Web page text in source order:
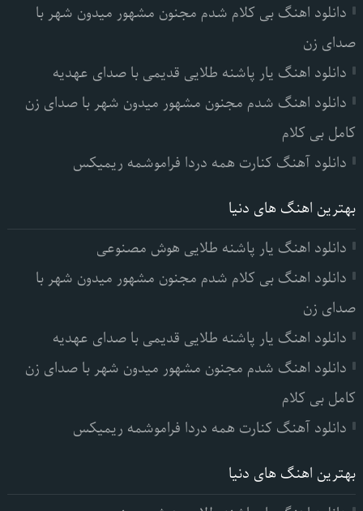
دانلود اهنگ بی کلام شدم مجنون مشهور میدون شهر با
صدای زن
دانلود اهنگ یار پاشنه طلایی قدیمی با صدای عهدیه
دانلود اهنگ شدم مجنون مشهور میدون شهر با صدای زن
کامل بی کلام
دانلود آهنگ کنارت همه دردا فراموشمه ریمیکس
بهترین اهنگ های دنیا
دانلود اهنگ یار پاشنه طلایی هوش مصنوعی
دانلود اهنگ بی کلام شدم مجنون مشهور میدون شهر با
صدای زن
دانلود اهنگ یار پاشنه طلایی قدیمی با صدای عهدیه
دانلود اهنگ شدم مجنون مشهور میدون شهر با صدای زن
کامل بی کلام
دانلود آهنگ کنارت همه دردا فراموشمه ریمیکس
بهترین اهنگ های دنیا